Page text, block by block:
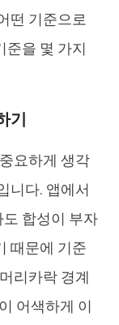
떤 기준으로
준을 몇 가지
기
요하게 생각
니다. 앱에서
합성이 부자
때문에 기준
리카락 경계
어색하게 이